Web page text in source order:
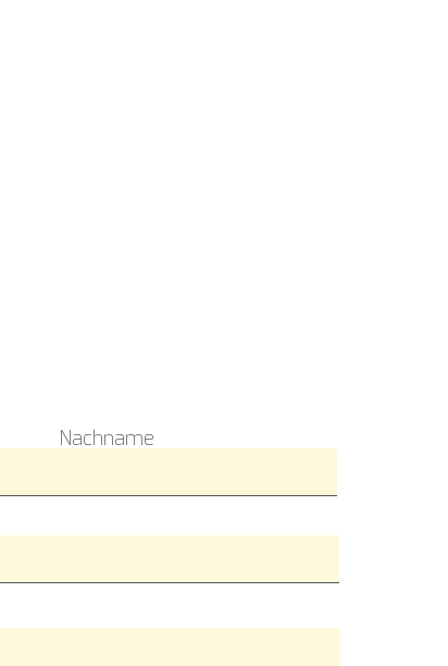
Nachname